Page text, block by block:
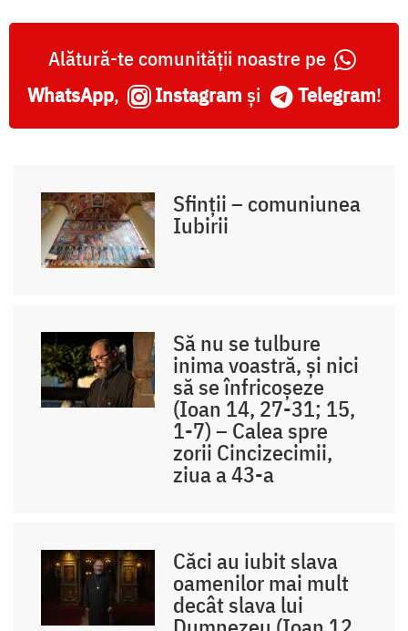
Alătură-te comunității noastre pe
WhatsApp, Instagram și Telegram!
Sfinții – comuniunea
Iubirii
Să nu se tulbure
inima voastră, și nici
să se înfricoșeze
(Ioan 14, 27-31; 15,
1-7) – Calea spre
zorii Cincizecimii,
ziua a 43-a
Căci au iubit slava
oamenilor mai mult
decât slava lui